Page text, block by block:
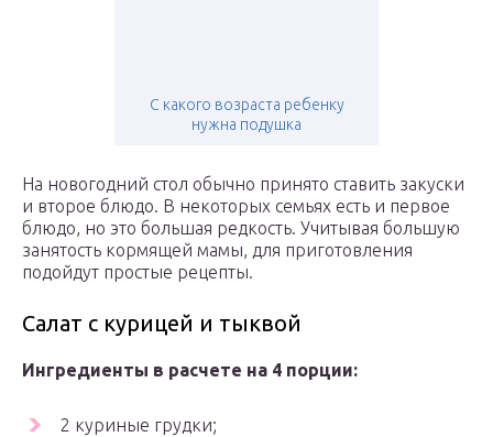
С какого возраста ребенку
нужна подушка
На новогодний стол обычно принято ставить закуски
и второе блюдо. В некоторых семьях есть и первое
блюдо, но это большая редкость. Учитывая большую
занятость кормящей мамы, для приготовления
подойдут простые рецепты.
Салат с курицей и тыквой
Ингредиенты в расчете на 4 порции:
2 куриные грудки;